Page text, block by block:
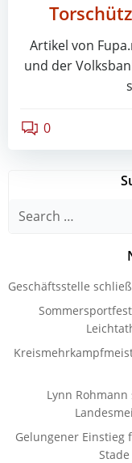
Artikel von
und der
0
Search
Geschäftsstelle
Lynn
Gelungener Einstieg